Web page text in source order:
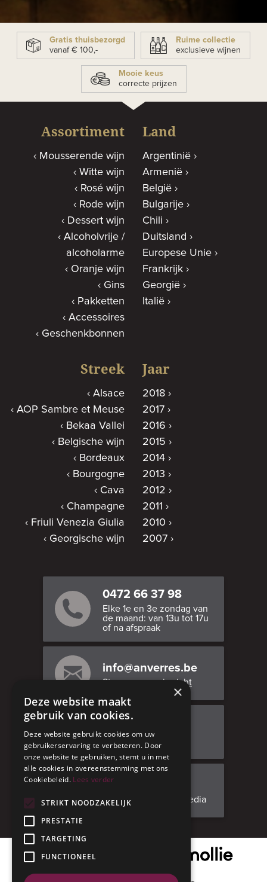
Gratis thuisbezorgd
vanaf € 100,-
Ruime collectie
exclusieve wijnen
Mooie keus
correcte prijzen
Assortiment
Mousserende wijn
Witte wijn
Rosé wijn
Rode wijn
Dessert wijn
Alcoholvrije /
alcoholarme
Oranje wijn
Gins
Pakketten
Accessoires
Geschenkbonnen
Land
Argentinië
Armenië
België
Bulgarije
Chili
Duitsland
Europese Unie
Frankrijk
Georgië
Italië
Streek
Alsace
AOP Sambre et Meuse
Bekaa Vallei
Belgische wijn
Bordeaux
Bourgogne
Cava
Champagne
Friuli Venezia Giulia
Georgische wijn
Jaar
2018
2017
2016
2015
2014
2013
2012
2011
2010
2007
0472 66 37 98
Elke 1e en 3e zondag van
de maand: van 13u tot 17u
of na afspraak
info@anverres.be
Stuur ons een bericht
Adresgegevens
Facebook
Volg ons op social media
Onze veilige betaalpartner
×
Deze website maakt
gebruik van cookies.
Deze website gebruikt cookies om uw
gebruikerservaring te verbeteren. Door
onze website te gebruiken, stemt u in met
alle cookies in overeenstemming met ons
Cookiebeleid. Lees verder
STRIKT NOODZAKELIJK
PRESTATIE
TARGETING
FUNCTIONEEL